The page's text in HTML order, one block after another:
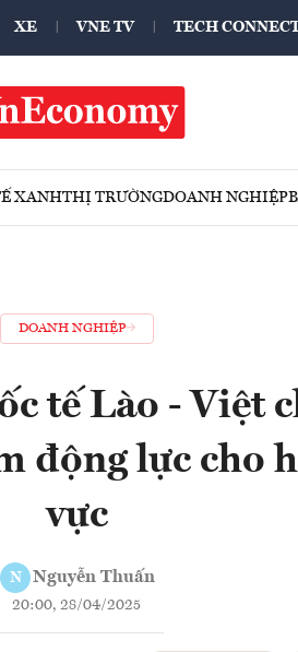
XE VNE TV TECH
XANHTHỊ TRƯỜNGDOANH NGHIỆP
DOANH NGHIỆP
tế Lào - Việt
động lực cho
vực
N Nguyễn Thuấn
20:00, 28/04/2025